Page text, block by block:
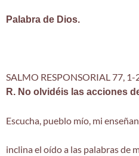
Palabra de Dios.
SALMO RESPONSORIAL 77,
R. No olvidéis las acciones
Escucha, pueblo mío, mi
inclina el oído a las palabras de